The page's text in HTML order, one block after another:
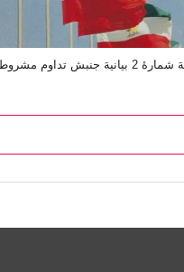
بیانیهَ شمارۀ 2 بیانیهَ جنبش تداوم